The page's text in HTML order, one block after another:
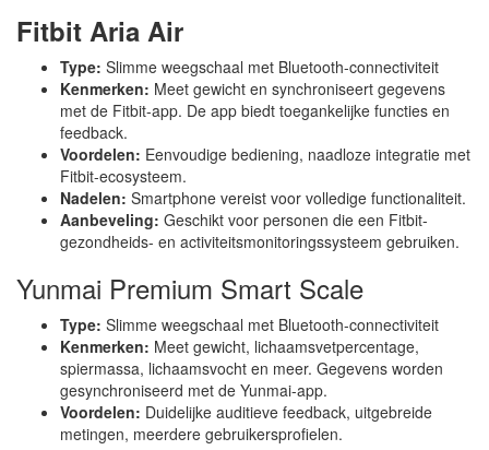
Fitbit Aria Air
Type: Slimme weegschaal met Bluetooth-connectiviteit
Kenmerken: Meet gewicht en synchroniseert gegevens
met de Fitbit-app. De app biedt toegankelijke functies en
feedback.
Voordelen: Eenvoudige bediening, naadloze integratie met
Fitbit-ecosysteem.
Nadelen: Smartphone vereist voor volledige functionaliteit.
Aanbeveling: Geschikt voor personen die een Fitbit-
gezondheids- en activiteitsmonitoringssysteem gebruiken.
Yunmai Premium Smart Scale
Type: Slimme weegschaal met Bluetooth-connectiviteit
Kenmerken: Meet gewicht, lichaamsvetpercentage,
spiermassa, lichaamsvocht en meer. Gegevens worden
gesynchroniseerd met de Yunmai-app.
Voordelen: Duidelijke auditieve feedback, uitgebreide
metingen, meerdere gebruikersprofielen.